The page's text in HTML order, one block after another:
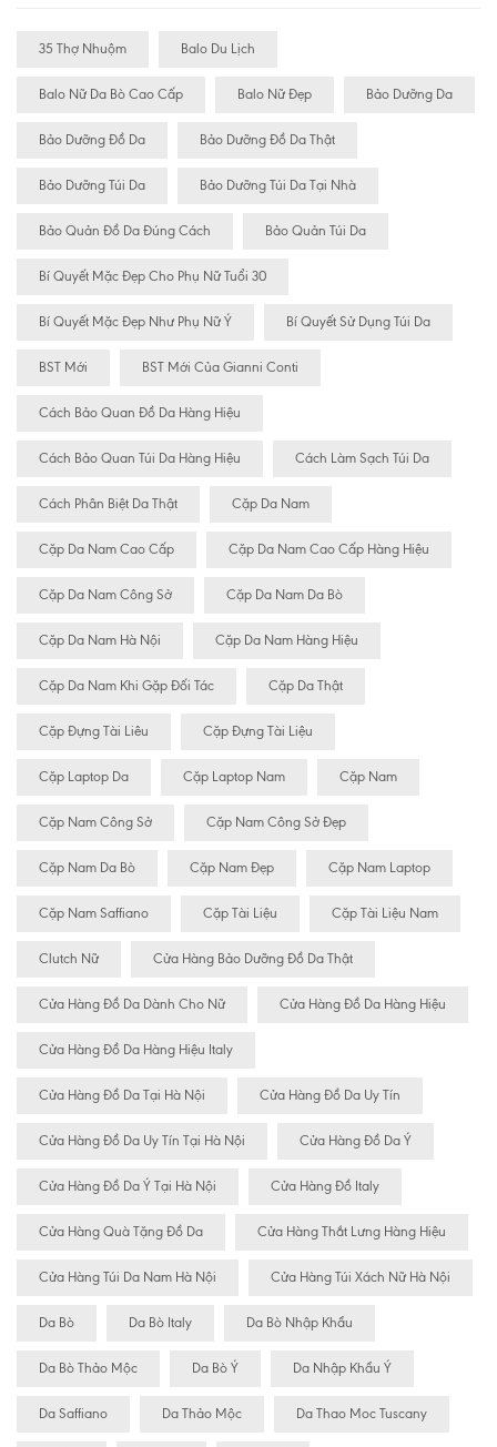
35 Thợ Nhuộm Balo Du Lịch
Balo Nữ Da Bò Cao Cấp Balo Nữ Đẹp Bảo Dưỡng Da
Bảo Dưỡng Đồ Da Bảo Dưỡng Đồ Da Thật
Bảo Dưỡng Túi Da Bảo Dưỡng Túi Da Tại Nhà
Bảo Quản Đồ Da Đúng Cách Bảo Quản Túi Da
Bí Quyết Mặc Đẹp Cho Phụ Nữ Tuổi 30
Bí Quyết Mặc Đẹp Như Phụ Nữ Ý Bí Quyết Sử Dụng Túi Da
BST Mới BST Mới Của Gianni Conti
Cách Bảo Quan Đồ Da Hàng Hiệu
Cách Bảo Quan Túi Da Hàng Hiệu Cách Làm Sạch Túi Da
Cách Phân Biệt Da Thật Cặp Da Nam
Cặp Da Nam Cao Cấp Cặp Da Nam Cao Cấp Hàng Hiệu
Cặp Da Nam Công Sở Cặp Da Nam Da Bò
Cặp Da Nam Hà Nội Cặp Da Nam Hàng Hiệu
Cặp Da Nam Khi Gặp Đối Tác Cặp Da Thật
Cặp Đựng Tài Liêu Cặp Đựng Tài Liệu
Cặp Laptop Da Cặp Laptop Nam Cặp Nam
Cặp Nam Công Sở Cặp Nam Công Sở Đẹp
Cặp Nam Da Bò Cặp Nam Đẹp Cặp Nam Laptop
Cặp Nam Saffiano Cặp Tài Liệu Cặp Tài Liệu Nam
Clutch Nữ Cửa Hàng Bảo Dưỡng Đồ Da Thật
Cửa Hàng Đồ Da Dành Cho Nữ Cửa Hàng Đồ Da Hàng Hiệu
Cửa Hàng Đồ Da Hàng Hiệu Italy
Cửa Hàng Đồ Da Tại Hà Nội Cửa Hàng Đồ Da Uy Tín
Cửa Hàng Đồ Da Uy Tín Tại Hà Nội Cửa Hàng Đồ Da Ý
Cửa Hàng Đồ Da Ý Tại Hà Nội Cửa Hàng Đồ Italy
Cửa Hàng Quà Tặng Đồ Da Cửa Hàng Thắt Lưng Hàng Hiệu
Cửa Hàng Túi Da Nam Hà Nội Cửa Hàng Túi Xách Nữ Hà Nội
Da Bò Da Bò Italy Da Bò Nhập Khẩu
Da Bò Thảo Mộc Da Bò Ý Da Nhập Khẩu Ý
Da Saffiano Da Thảo Mộc Da Thao Moc Tuscany